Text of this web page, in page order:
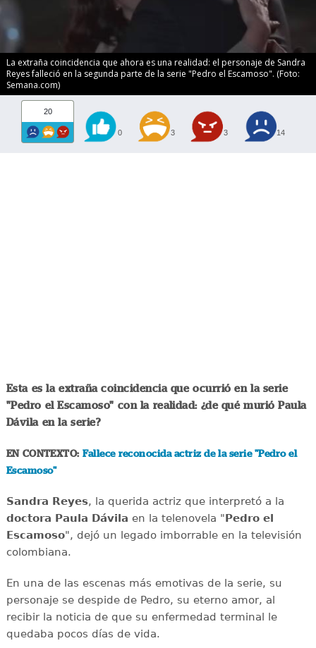
La extraña coincidencia que ahora es una realidad: el personaje de Sandra
Reyes falleció en la segunda parte de la serie "Pedro el Escamoso". (Foto:
Semana.com)
20
0 3 3 14
Esta es la extraña coincidencia que ocurrió en la serie
"Pedro el Escamoso" con la realidad: ¿de qué murió Paula
Dávila en la serie?
EN CONTEXTO: Fallece reconocida actriz de la serie "Pedro el
Escamoso"
Sandra Reyes, la querida actriz que interpretó a la
doctora Paula Dávila en la telenovela "Pedro el
Escamoso", dejó un legado imborrable en la televisión
colombiana.
En una de las escenas más emotivas de la serie, su
personaje se despide de Pedro, su eterno amor, al
recibir la noticia de que su enfermedad terminal le
quedaba pocos días de vida.